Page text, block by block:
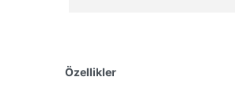
Özellikler